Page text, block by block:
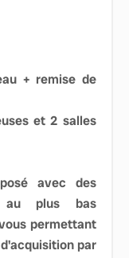
+ remise de
et 2 salles
avec des
au plus bas
permettant
par